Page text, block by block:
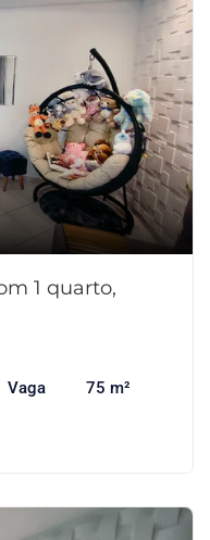
1 quarto,
Vaga 75 m²